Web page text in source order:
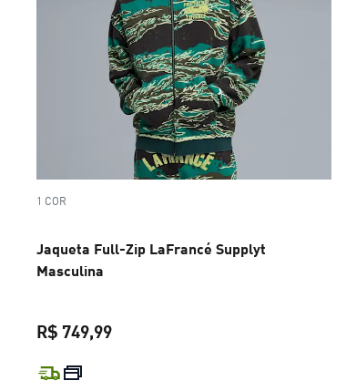
1 COR
Jaqueta Full-Zip LaFrancé Supplyt
Masculina
R$ 749,99